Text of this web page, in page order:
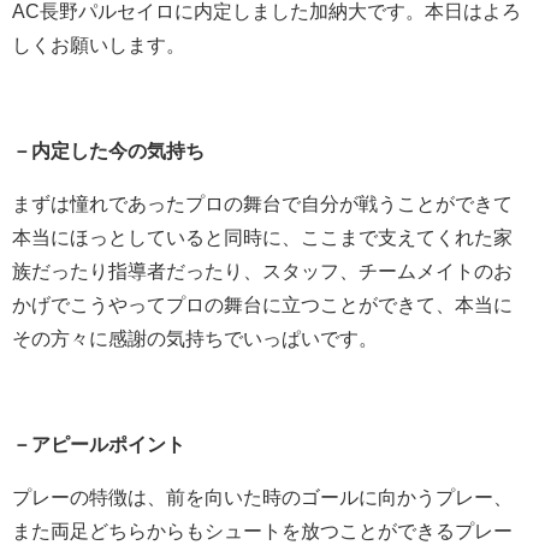
AC長野パルセイロに内定しました加納大です。本日はよろ
しくお願いします。
－内定した今の気持ち
まずは憧れであったプロの舞台で自分が戦うことができて
本当にほっとしていると 同時に、ここまで支えてくれた家
族だったり指導者だったり、スタッフ、チームメイトのお
かげでこうやってプロの舞台に立つことができて、本当に
その方々に感謝の気持ちでいっぱいです。
－アピールポイント
プレーの特徴は、前を向いた時のゴールに向かうプレー、
また両足どちらからもシュートを放つことができるプレー